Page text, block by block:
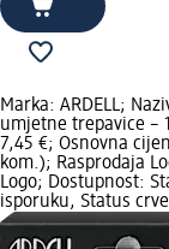
Marka: ARDELL;
umjetne trepavice –
7,45 €; Osnovna
kom.); Rasprodaja
Logo; Dostupnost:
isporuku, Status